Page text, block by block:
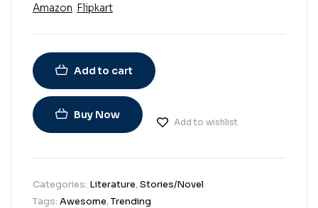
Amazon Flipkart
Add to cart
Buy Now
Add to wishlist
Categories: Literature,Stories/Novel
Tags: Awesome,Trending